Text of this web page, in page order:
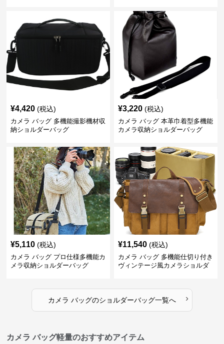
¥4,420 (税込)
カメラ バッグ 多機能撮影機材収
納ショルダーバッグ
¥3,220 (税込)
カメラ バッグ 本革巾着型多機能
カメラ収納ショルダーバッグ
¥5,110 (税込)
カメラ バッグ プロ仕様多機能カ
メラ収納ショルダーバッグ
¥11,540 (税込)
カメラ バッグ 多機能仕切り付き
ヴィンテージ風カメラショルダ
カメラ バッグのショルダーバッグ一覧へ ›
カメラ バッグ軽量のおすすめアイテム